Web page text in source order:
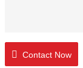
Contact Now